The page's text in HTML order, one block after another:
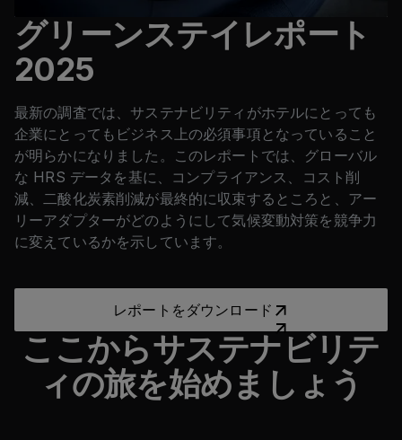
グリーンステイレポート
2025
最新の調査では、サステナビリティがホテルにとっても
企業にとってもビジネス上の必須事項となっていること
が明らかになりました。このレポートでは、グローバル
な HRS データを基に、コンプライアンス、コスト削
減、二酸化炭素削減が最終的に収束するところと、アー
リーアダプターがどのようにして気候変動対策を競争力
に変えているかを示しています。
レポートをダウンロード
ここからサステナビリテ
ィの旅を始めましょう